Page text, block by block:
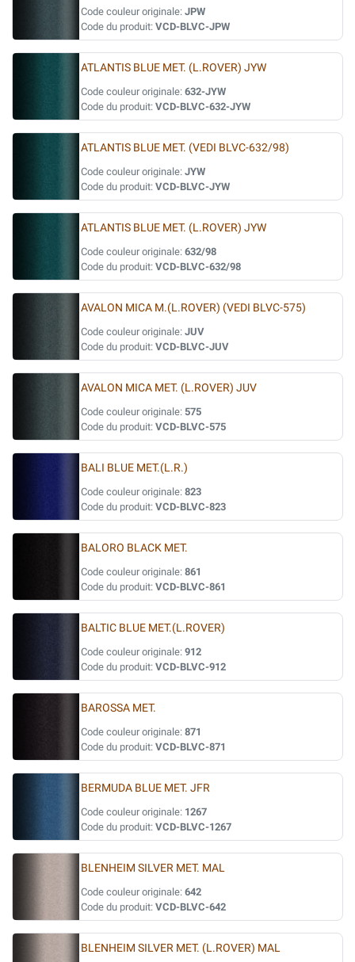
Code couleur originale: JPW
Code du produit: VCD-BLVC-JPW
ATLANTIS BLUE MET. (L.ROVER) JYW
Code couleur originale: 632-JYW
Code du produit: VCD-BLVC-632-JYW
ATLANTIS BLUE MET. (VEDI BLVC-632/98)
Code couleur originale: JYW
Code du produit: VCD-BLVC-JYW
ATLANTIS BLUE MET. (L.ROVER) JYW
Code couleur originale: 632/98
Code du produit: VCD-BLVC-632/98
AVALON MICA M.(L.ROVER) (VEDI BLVC-575)
Code couleur originale: JUV
Code du produit: VCD-BLVC-JUV
AVALON MICA MET. (L.ROVER) JUV
Code couleur originale: 575
Code du produit: VCD-BLVC-575
BALI BLUE MET.(L.R.)
Code couleur originale: 823
Code du produit: VCD-BLVC-823
BALORO BLACK MET.
Code couleur originale: 861
Code du produit: VCD-BLVC-861
BALTIC BLUE MET.(L.ROVER)
Code couleur originale: 912
Code du produit: VCD-BLVC-912
BAROSSA MET.
Code couleur originale: 871
Code du produit: VCD-BLVC-871
BERMUDA BLUE MET. JFR
Code couleur originale: 1267
Code du produit: VCD-BLVC-1267
BLENHEIM SILVER MET. MAL
Code couleur originale: 642
Code du produit: VCD-BLVC-642
BLENHEIM SILVER MET. (L.ROVER) MAL